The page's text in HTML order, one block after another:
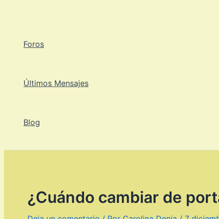
Foros
Últimos Mensajes
Blog
¿Cuándo cambiar de